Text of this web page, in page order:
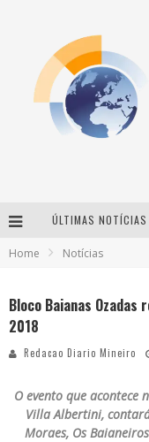
ÚLTIMAS NOTÍCIAS
Home Notícias
Bloco Baianas Ozadas
2018
Redacao Diario Mineiro
O evento que acontece
Villa Albertini,
Moraes, Os